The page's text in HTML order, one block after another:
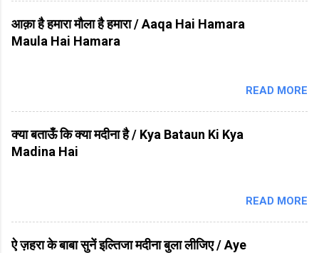
आक़ा है हमारा मौला है हमारा / Aaqa Hai Hamara
Maula Hai Hamara
READ MORE
क्या बताऊँ कि क्या मदीना है / Kya Bataun Ki Kya
Madina Hai
READ MORE
ऐ ज़हरा के बाबा सुनें इल्तिजा मदीना बुला लीजिए / Aye